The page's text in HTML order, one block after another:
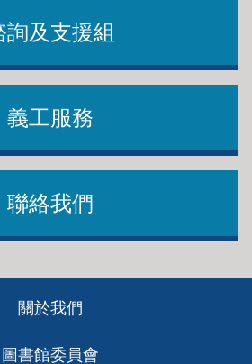
詢及支援組
義工服務
聯絡我們
關於我們
圖書館委員會